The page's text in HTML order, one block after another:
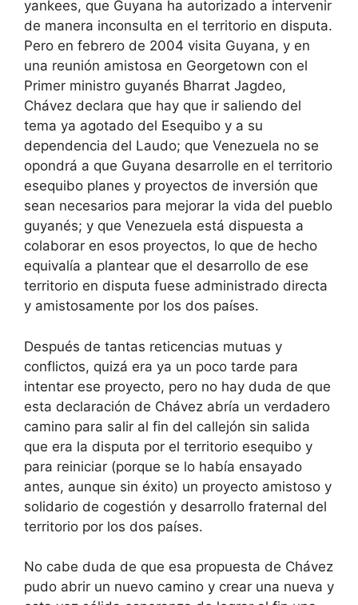
yankees, que Guyana ha autorizado a intervenir
de manera inconsulta en el territorio en disputa.
Pero en febrero de 2004 visita Guyana, y en
una reunión amistosa en Georgetown con el
Primer ministro guyanés Bharrat Jagdeo,
Chávez declara que hay que ir saliendo del
tema ya agotado del Esequibo y a su
dependencia del Laudo; que Venezuela no se
opondrá a que Guyana desarrolle en el territorio
esequibo planes y proyectos de inversión que
sean necesarios para mejorar la vida del pueblo
guyanés; y que Venezuela está dispuesta a
colaborar en esos proyectos, lo que de hecho
equivalía a plantear que el desarrollo de ese
territorio en disputa fuese administrado directa
y amistosamente por los dos países.
Después de tantas reticencias mutuas y
conflictos, quizá era ya un poco tarde para
intentar ese proyecto, pero no hay duda de que
esta declaración de Chávez abría un verdadero
camino para salir al fin del callejón sin salida
que era la disputa por el territorio esequibo y
para reiniciar (porque se lo había ensayado
antes, aunque sin éxito) un proyecto amistoso y
solidario de cogestión y desarrollo fraternal del
territorio por los dos países.
No cabe duda de que esa propuesta de Chávez
pudo abrir un nuevo camino y crear una nueva y